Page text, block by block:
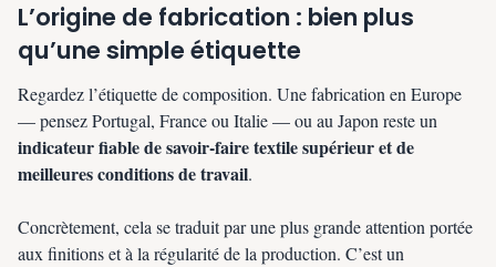
L’origine de fabrication : bien plus
qu’une simple étiquette
Regardez l’étiquette de composition. Une fabrication en Europe
— pensez Portugal, France ou Italie — ou au Japon reste un
indicateur fiable de savoir-faire textile supérieur et de
meilleures conditions de travail.
Concrètement, cela se traduit par une plus grande attention portée
aux finitions et à la régularité de la production. C’est un